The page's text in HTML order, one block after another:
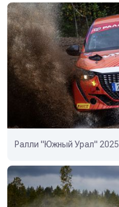
Ралли "Южный Урал" 2025